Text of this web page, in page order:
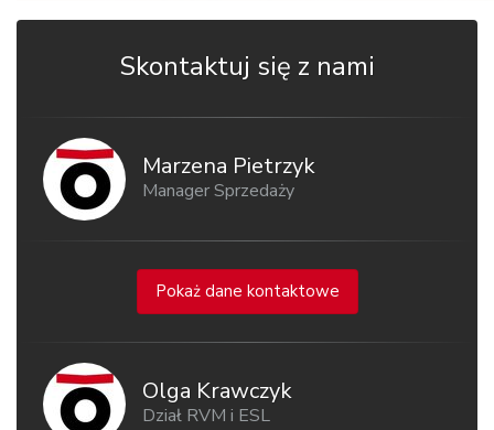
Skontaktuj się z nami
Marzena Pietrzyk
Manager Sprzedaży
Pokaż dane kontaktowe
Olga Krawczyk
Dział RVM i ESL